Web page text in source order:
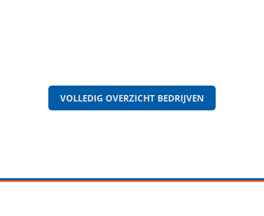
VOLLEDIG OVERZICHT BEDRIJVEN